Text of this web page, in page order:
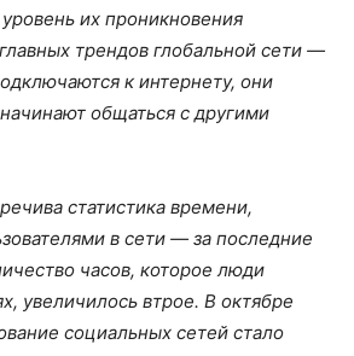
их проникновения
трендов глобальной сети —
к интернету, они
общаться с другими
статистика времени,
в сети — за последние
часов, которое люди
увеличилось втрое. В октябре
социальных сетей стало